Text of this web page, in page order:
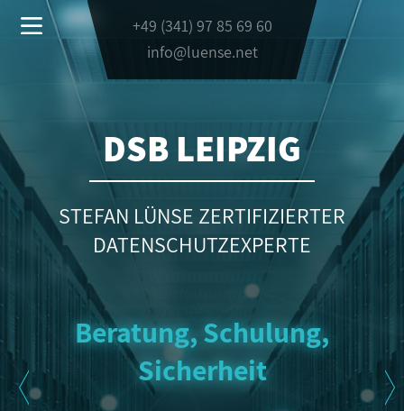
+49 (341) 97 85 69 60
info@luense.net
DSB LEIPZIG
STEFAN LÜNSE ZERTIFIZIERTER
DATENSCHUTZEXPERTE
Beratung, Schulung,
Sicherheit